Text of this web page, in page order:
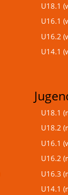
U18.1
U16.1
U16.2
U14.1
U18.1
U18.2
U16.1
U16.2
U16.3
U14.1